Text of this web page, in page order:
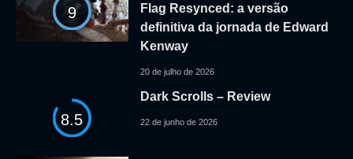
9
Flag Resynced: a versão
definitiva da jornada de Edward
Kenway
20 de julho de 2026
8.5
Dark Scrolls – Review
22 de junho de 2026